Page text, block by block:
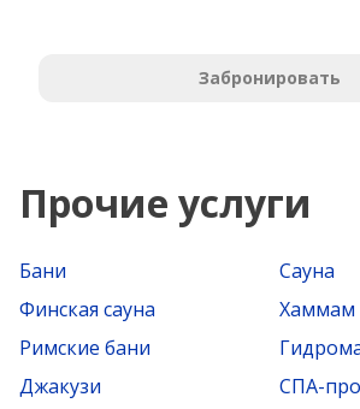
Забронировать
Прочие услуги
Бани
Сауна
Финская сауна
Хаммам
Римские бани
Джакузи
СПА-